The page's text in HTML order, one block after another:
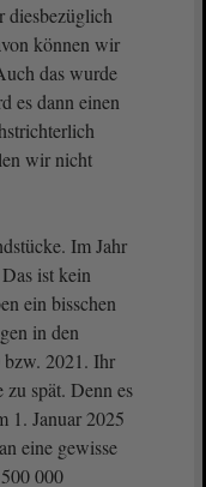
diesbezüglich
können wir
das wurde
es dann einen
wir nicht
Im Jahr
ist kein
ein bisschen
in den
bzw. 2021. Ihr
zu spät. Denn es
1. Januar 2025
eine gewisse
000